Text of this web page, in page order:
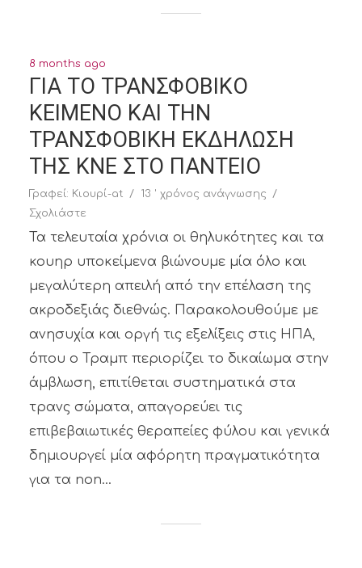
8 months ago
ΓΙΑ ΤΟ ΤΡΑΝΣΦΟΒΙΚΟ
ΚΕΙΜΕΝΟ ΚΑΙ ΤΗΝ
ΤΡΑΝΣΦΟΒΙΚΗ ΕΚΔΗΛΩΣΗ
ΤΗΣ ΚΝΕ ΣΤΟ ΠΑΝΤΕΙΟ
Γραφεί: Κιουρί-at
13 ' χρόνος ανάγνωσης
Σχολιάστε
Τα τελευταία χρόνια οι θηλυκότητες και τα
κουηρ υποκείμενα βιώνουμε μία όλο και
μεγαλύτερη απειλή από την επέλαση της
ακροδεξιάς διεθνώς. Παρακολουθούμε με
ανησυχία και οργή τις εξελίξεις στις ΗΠΑ,
όπου ο Τραμπ περιορίζει το δικαίωμα στην
άμβλωση, επιτίθεται συστηματικά στα
τρανς σώματα, απαγορεύει τις
επιβεβαιωτικές θεραπείες φύλου και γενικά
δημιουργεί μία αφόρητη πραγματικότητα
για τα non...